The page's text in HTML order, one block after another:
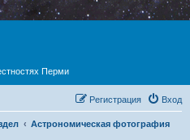
Перми
Вход
Регистрация
Астрономическая фотография